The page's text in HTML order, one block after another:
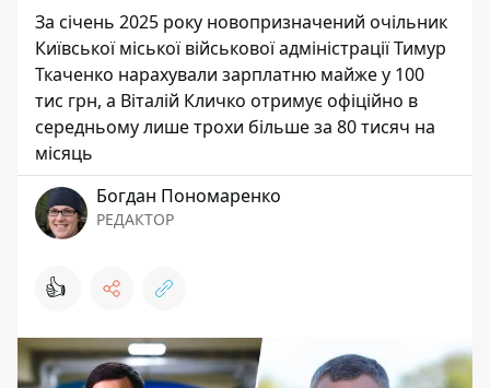
За січень 2025 року новопризначений очільник
Київської міської військової адміністрації Тимур
Ткаченко нарахували зарплатню майже у 100
тис грн, а Віталій Кличко отримує офіційно в
середньому лише трохи більше за 80 тисяч на
місяць
Богдан Пономаренко
РЕДАКТОР
👍